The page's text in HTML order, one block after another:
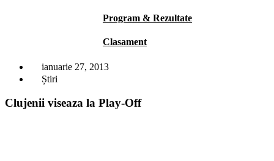
Program & Rezultate
Clasament
ianuarie 27, 2013
Știri
Clujenii viseaza la Play-Off